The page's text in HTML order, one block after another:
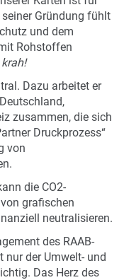
seiner Gründung fühlt
und dem
Rohstoffen
krah!
Dazu arbeitet er
zusammen, die sich
Druckprozess“
von
die CO2-
grafischen
neutralisieren.
des RAAB-
nur der Umwelt- und
Das Herz des